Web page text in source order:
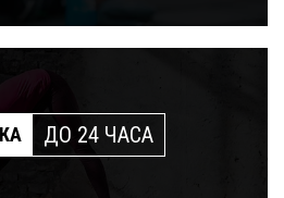
ДО 24 ЧАСА